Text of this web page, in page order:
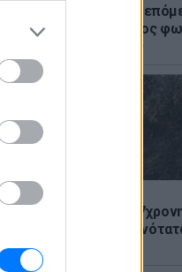
«hot – dry – windy» τις
Αυξημένος ο κίνδυνος
σε 6 περιφέρειες
στον Λυκαβηττό: Σε
ανήκει η σορός -
ύψος